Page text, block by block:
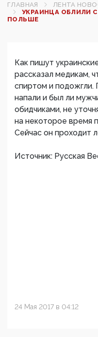
ГЛАВНАЯ
ЛЕНТА
УКРАИНЦА ОБЛИЛИ
ПОЛЬШЕ
Как пишут
рассказал медикам,
спиртом и подожгли.
напали и был ли
обидчиками, не
на некоторое время
Сейчас он проходит
Источник: Русская
24 Мая 2017 в 04:12